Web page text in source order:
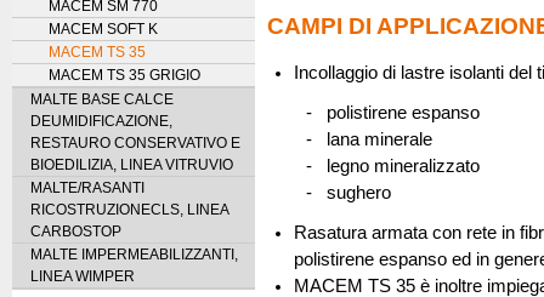
CAMPI DI
Incollaggio di lastre isolanti del
- polistirene espanso
- lana minerale
- legno mineralizzato
- sughero
Rasatura armata con rete in
polistirene espanso ed in
MACEM TS 35 è inoltre
MACEM SM 770
MACEM SOFT K
MACEM TS 35
MACEM TS 35 GRIGIO
MALTE BASE CALCE
DEUMIDIFICAZIONE,
RESTAURO CONSERVATIVO E
BIOEDILIZIA, LINEA VITRUVIO
MALTE/RASANTI
RICOSTRUZIONECLS, LINEA
CARBOSTOP
MALTE IMPERMEABILIZZANTI,
LINEA WIMPER